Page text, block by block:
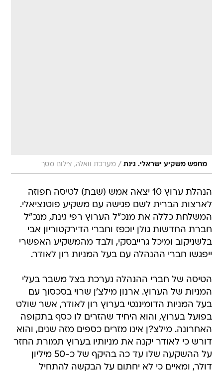
הנהלת ערוץ 10 יצאה אמש (שבת) לטיסה חפוזה
המשלחת כללה את מנכ"ל הערוץ רפי גינת, מנכ"ל
חברת החדשות גולן יוכפז וחברי הדירקטוריון אבי
בלשניקוב ומיכל גרייבסקי, ולבד מהמשקיע האפשרי
ייפגשו חברי ההנהלה עם בעל המניות רון לאודר.
הטיסה של חברי ההנהלה נערכת בצל משבר בעלי
בעל המניות הדומיננטי בערוץ רון לאודר, אשר שולט
בפועל בערוץ, והוא היחיד שהזרים לו כסף בתקופה
האחרונה. מילצ?ן אינו מזרים כספים מזה שנים, והוא
דורש כי לאודר יקנה את מניותיו בערוץ תמורת החזר
על ההשקעה שלו עד כה בהיקף של כ-50 מיליון
דולר, ומאיים כי לא יחתום על הבקשה להתחיל
ולפעול ברישיון בשנת 2015. הרגולציה הישראלית
דורשת כי 51% מאחזקות ערוץ 10 צריכות להיות בידי